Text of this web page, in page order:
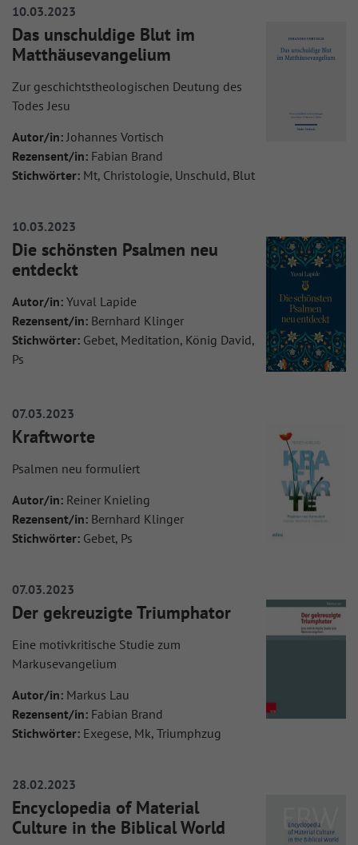
10.03.2023
Das unschuldige Blut im
Matthäusevangelium
Zur geschichtstheologischen Deutung des
Todes Jesu
Autor/in: Johannes Vortisch
Rezensent/in: Fabian Brand
Stichwörter: Mt, Christologie, Unschuld, Blut
10.03.2023
Die schönsten Psalmen neu
entdeckt
Autor/in: Yuval Lapide
Rezensent/in: Bernhard Klinger
Stichwörter: Gebet, Meditation, König David,
Ps
07.03.2023
Kraftworte
Psalmen neu formuliert
Autor/in: Reiner Knieling
Rezensent/in: Bernhard Klinger
Stichwörter: Gebet, Ps
07.03.2023
Der gekreuzigte Triumphator
Eine motivkritische Studie zum
Markusevangelium
Autor/in: Markus Lau
Rezensent/in: Fabian Brand
Stichwörter: Exegese, Mk, Triumphzug
28.02.2023
Encyclopedia of Material
Culture in the Biblical World